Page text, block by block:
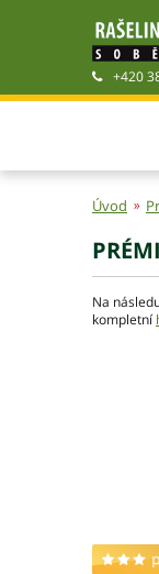
+420
Historie,
Politika
Obchodní
Ochrana
Úvod
Na
kompletní